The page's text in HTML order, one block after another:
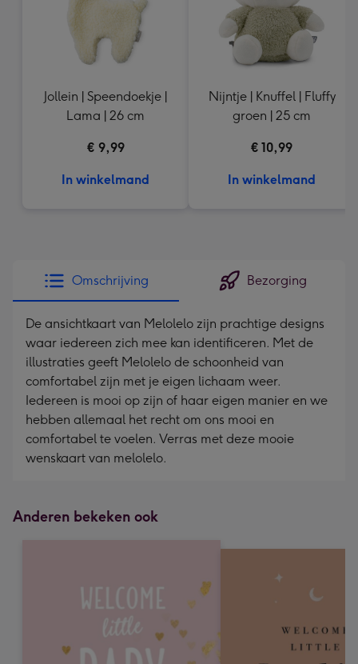
Jollein | Speendoekje |
Lama | 26 cm
€ 9,99
In winkelmand
Nijntje | Knuffel | Fluffy
groen | 25 cm
€ 10,99
In winkelmand
Omschrijving Bezorging
De ansichtkaart van Melolelo zijn prachtige designs
waar iedereen zich mee kan identificeren. Met de
illustraties geeft Melolelo de schoonheid van
comfortabel zijn met je eigen lichaam weer.
Iedereen is mooi op zijn of haar eigen manier en we
hebben allemaal het recht om ons mooi en
comfortabel te voelen. Verras met deze mooie
wenskaart van melolelo.
Anderen bekeken ook